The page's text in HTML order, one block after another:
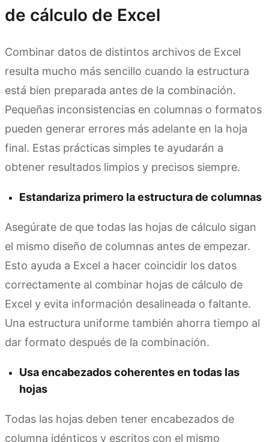
de cálculo de Excel
Combinar datos de distintos archivos de Excel
resulta mucho más sencillo cuando la estructura
está bien preparada antes de la combinación.
Pequeñas inconsistencias en columnas o formatos
pueden generar errores más adelante en la hoja
final. Estas prácticas simples te ayudarán a
obtener resultados limpios y precisos siempre.
Estandariza primero la estructura de columnas
Asegúrate de que todas las hojas de cálculo sigan
el mismo diseño de columnas antes de empezar.
Esto ayuda a Excel a hacer coincidir los datos
correctamente al combinar hojas de cálculo de
Excel y evita información desalineada o faltante.
Una estructura uniforme también ahorra tiempo al
dar formato después de la combinación.
Usa encabezados coherentes en todas las
hojas
Todas las hojas deben tener encabezados de
columna idénticos y escritos con el mismo